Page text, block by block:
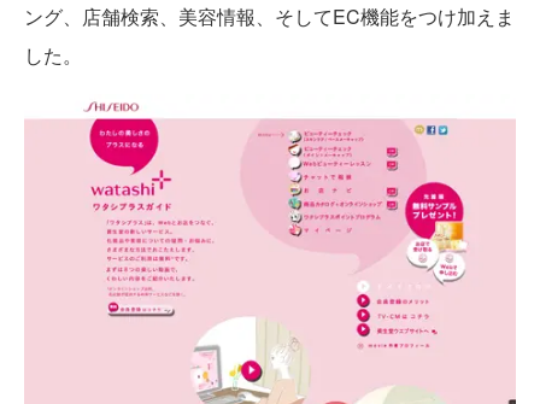
ング、店舗検索、美容情報、そしてEC機能をつけ加えま
した。